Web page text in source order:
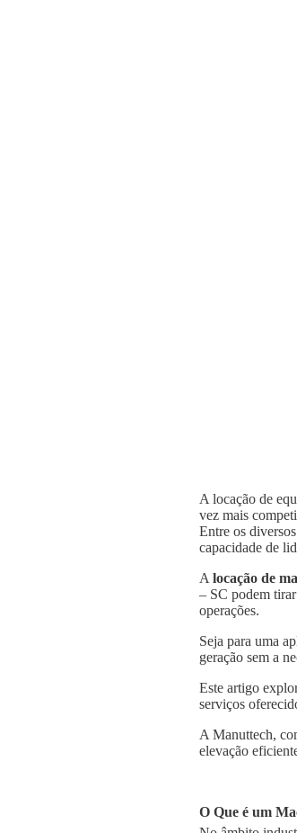
A locação de
vez mais
Entre os
capacidade de
A locação de
– SC podem
operações.
Seja para uma
geração sem a
Este artigo
serviços
A Manuttech,
elevação
O Que é um